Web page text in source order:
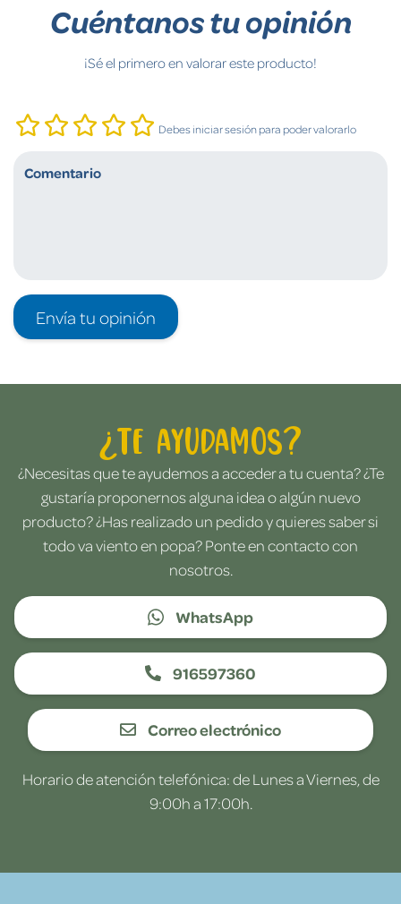
Cuéntanos tu opinión
¡Sé el primero en valorar este producto!
Debes iniciar sesión para poder valorarlo
Envía tu opinión
¿Te ayudamos?
¿Necesitas que te ayudemos a acceder a tu cuenta? ¿Te
gustaría proponernos alguna idea o algún nuevo
producto? ¿Has realizado un pedido y quieres saber si
todo va viento en popa? Ponte en contacto con
nosotros.
WhatsApp
916597360
Correo electrónico
Horario de atención telefónica: de Lunes a Viernes, de
9:00h a 17:00h.